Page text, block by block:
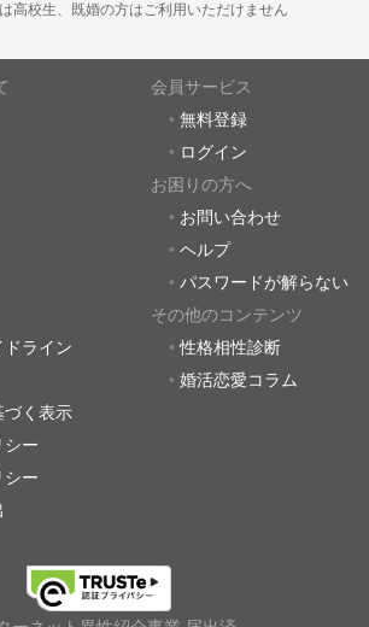
高校生、既婚の方はご利用いただけません
ドライン
づく表示
シー
シー
会員サービス
無料登録
ログイン
お困りの方へ
お問い合わせ
ヘルプ
パスワードが解らない
その他のコンテンツ
性格相性診断
婚活恋愛コラム